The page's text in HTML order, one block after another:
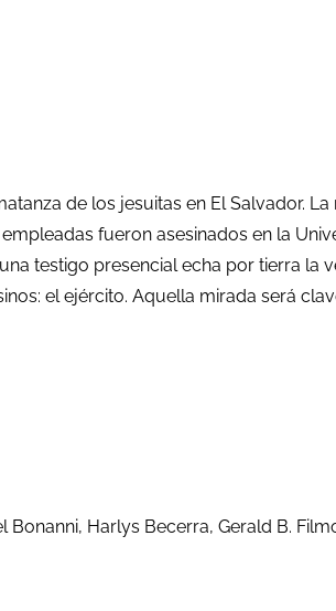
de los jesuitas en El Salvador.
fueron asesinados en la
testigo presencial echa por tierra
el ejército. Aquella mirada será
Harlys Becerra, Gerald B.